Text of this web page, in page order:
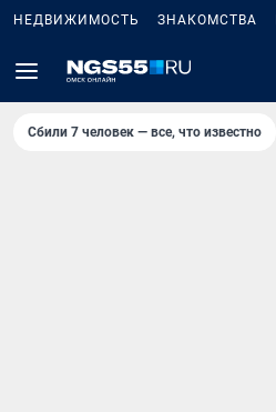
НЕДВИЖИМОСТЬ ЗНАКОМСТВА
Сбили 7 человек — все, что известно